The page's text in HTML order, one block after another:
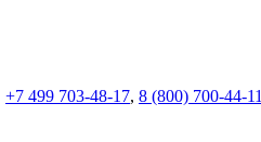
+7 499 703-48-17, 8 (800) 700-44-11